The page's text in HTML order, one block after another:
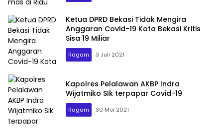
Ketua DPRD Bekasi Tidak Mengira
Anggaran Covid-19 Kota Bekasi Kritis
Sisa 19 Miliar
Ragam 3 Juli 2021
Kapolres Pelalawan AKBP Indra
Wijatmiko SIk terpapar Covid-19
Ragam 30 Mei 2021